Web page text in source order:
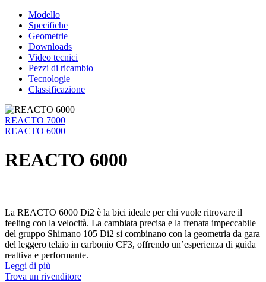
Modello
Specifiche
Geometrie
Downloads
Video tecnici
Pezzi di ricambio
Tecnologie
Classificazione
REACTO 7000
REACTO 6000
REACTO 6000
La REACTO 6000 Di2 è la bici ideale per chi vuole ritrovare il
feeling con la velocità. La cambiata precisa e la frenata impeccabile
del gruppo Shimano 105 Di2 si combinano con la geometria da gara
del leggero telaio in carbonio CF3, offrendo un’esperienza di guida
reattiva e performante.
Leggi di più
Trova un rivenditore